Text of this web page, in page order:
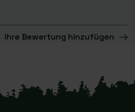
Ihre Bewertung hinzufügen